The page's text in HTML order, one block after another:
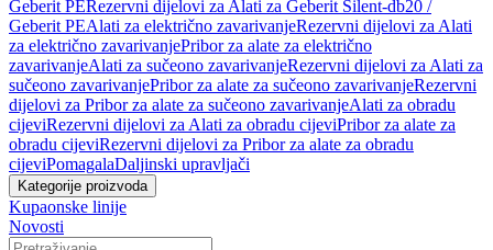
Geberit PERezervni dijelovi za Alati za Geberit Silent-db20 /
Geberit PEAlati za električno zavarivanjeRezervni dijelovi za Alati
za električno zavarivanjePribor za alate za električno
zavarivanjeAlati za sučeono zavarivanjeRezervni dijelovi za Alati za
sučeono zavarivanjePribor za alate za sučeono zavarivanjeRezervni
dijelovi za Pribor za alate za sučeono zavarivanjeAlati za obradu
cijeviRezervni dijelovi za Alati za obradu cijeviPribor za alate za
obradu cijeviRezervni dijelovi za Pribor za alate za obradu
cijeviPomagalaDaljinski upravljači
Kategorije proizvoda
Kupaonske linije
Novosti